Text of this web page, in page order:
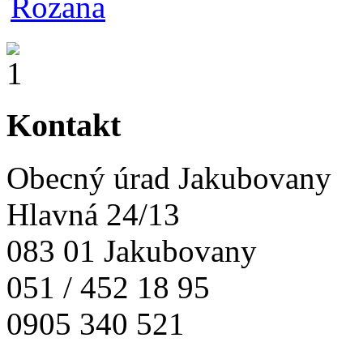
Kontakt
Obecný úrad Jakubovany
Hlavná 24/13
083 01 Jakubovany
051 / 452 18 95
0905 340 521